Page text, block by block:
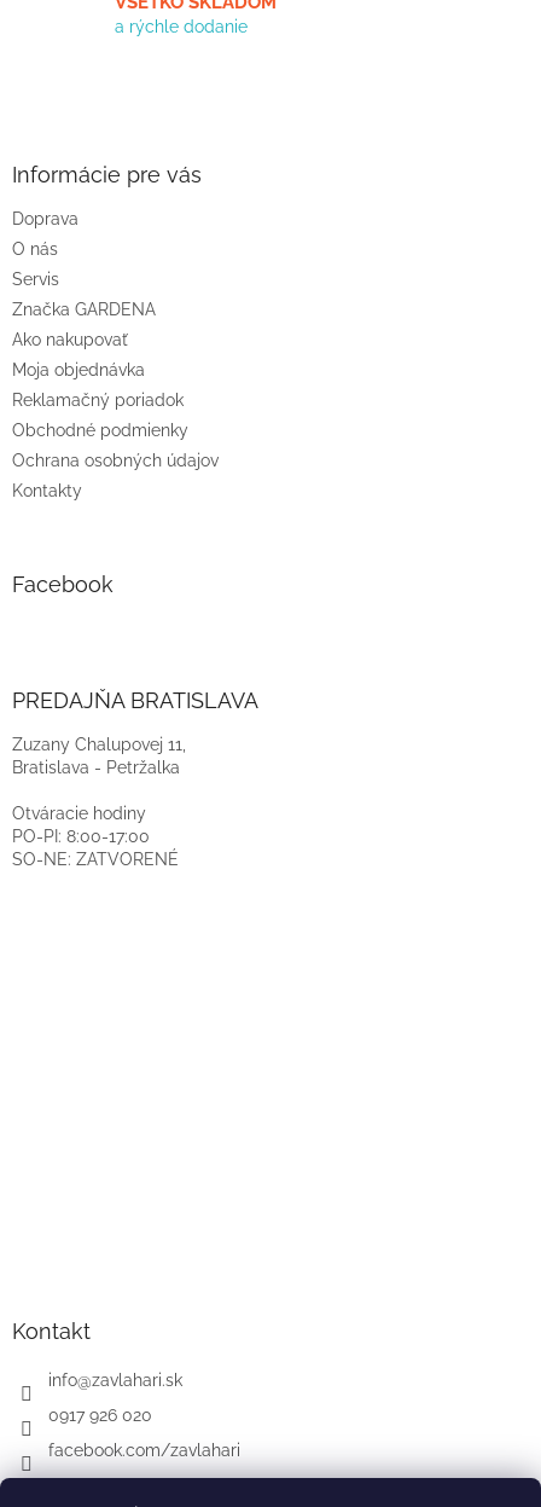
a rýchle dodanie
e
Informácie pre vás
Doprava
O nás
Servis
Značka GARDENA
Ako nakupovať
Moja objednávka
Reklamačný poriadok
Obchodné podmienky
Ochrana osobných údajov
Kontakty
Facebook
PREDAJŇA BRATISLAVA
Zuzany Chalupovej 11,
Bratislava - Petržalka
Otváracie hodiny
PO-PI: 8:00-17:00
SO-NE: ZATVORENÉ
Kontakt
info@zavlahari.sk
0917 926 020
facebook.com/zavlahari